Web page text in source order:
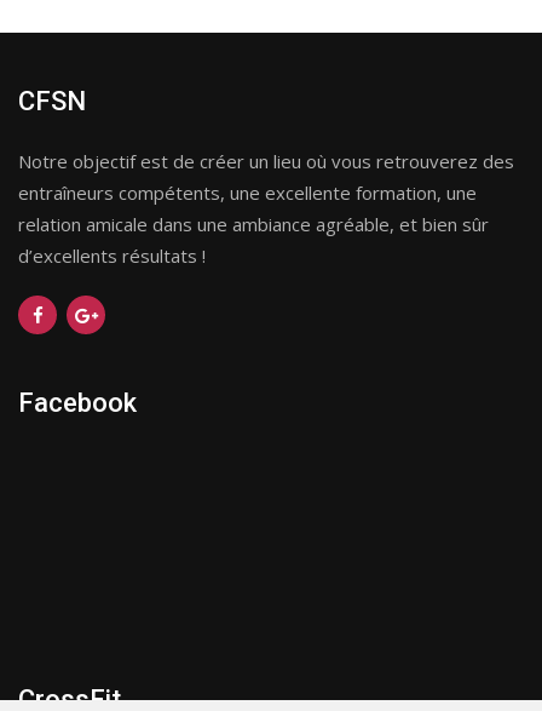
CFSN
Notre objectif est de créer un lieu où vous retrouverez des
entraîneurs compétents, une excellente formation, une
relation amicale dans une ambiance agréable, et bien sûr
d’excellents résultats !
Facebook
CrossFit